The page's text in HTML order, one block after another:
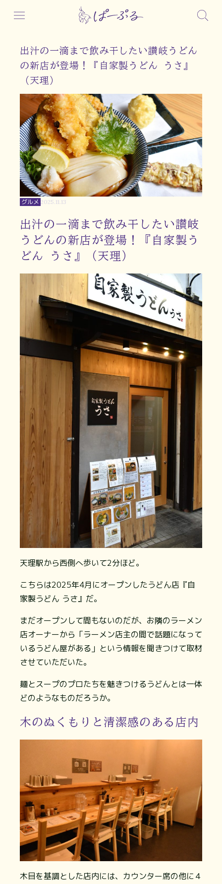
出汁の一滴まで飲み干したい讃岐うどん
の新店が登場！『自家製うどん うさ』
（天理）
グルメ 2025.11.13
出汁の一滴まで飲み干したい讃岐
うどんの新店が登場！『自家製う
どん うさ』（天理）
天理駅から西側へ歩いて2分ほど。
こちらは2025年4月にオープンしたうどん店『自
家製うどん うさ』だ。
まだオープンして間もないのだが、お隣のラーメン
店オーナーから「ラーメン店主の間で話題になって
いるうどん屋がある」という情報を聞きつけて取材
させていただいた。
麺とスープのプロたちを魅きつけるうどんとは一体
どのようなものだろうか。
木のぬくもりと清潔感のある店内
木目を基調とした店内には、カウンター席の他に４